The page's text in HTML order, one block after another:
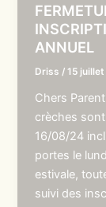
ANNUEL
Driss /15
Chers
crèches
16/08/24
portes le
estivale,
suivi des